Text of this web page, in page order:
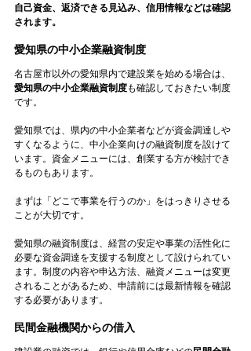
自己資金、返済できる見込み、信用情報などは確認
されます。
愛知県の中小企業融資制度
名古屋市以外の愛知県内で建設業を始める場合は、
愛知県の中小企業融資制度も確認しておきたい制度
です。
愛知県では、県内の中小企業者などが資金調達しや
すくなるように、中小企業向けの融資制度を設けて
います。資金メニューには、創業する方が検討でき
るものもあります。
まずは「どこで事業を行うのか」をはっきりさせる
ことが大切です。
愛知県の融資制度は、経営の安定や事業の活性化に
必要な資金調達を支援する制度として設けられてい
ます。制度の内容や申込方法、融資メニューは変更
されることがあるため、申請前には最新情報を確認
する必要があります。
民間金融機関からの借入